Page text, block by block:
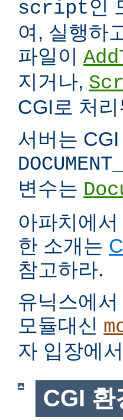
script인
여, 실행하
파일이
지거나,
CGI로 처
서버는
변수는
아파치에
한 소개는
참고하라.
유닉스에
모듈대신
자 입장에
CGI 환